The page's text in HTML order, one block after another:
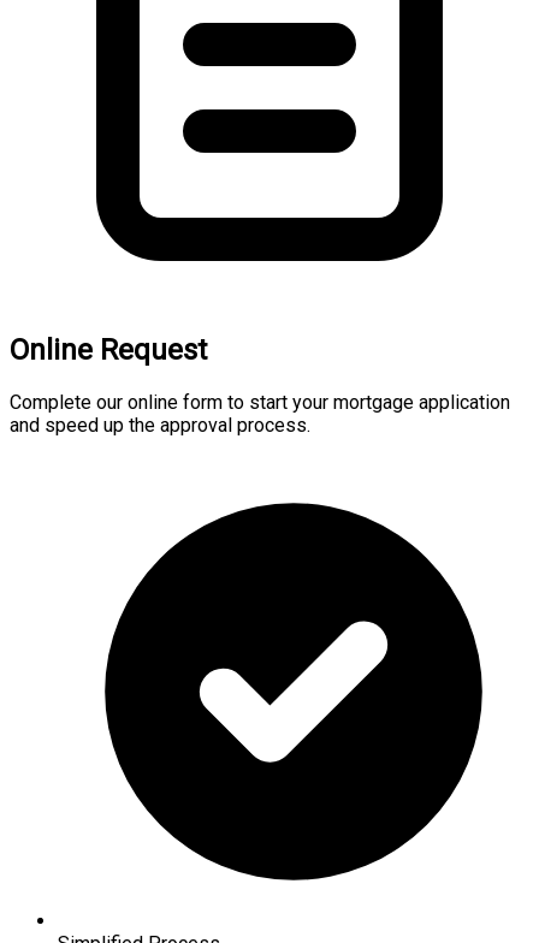
Online Request
Complete our online form to start your mortgage application
and speed up the approval process.